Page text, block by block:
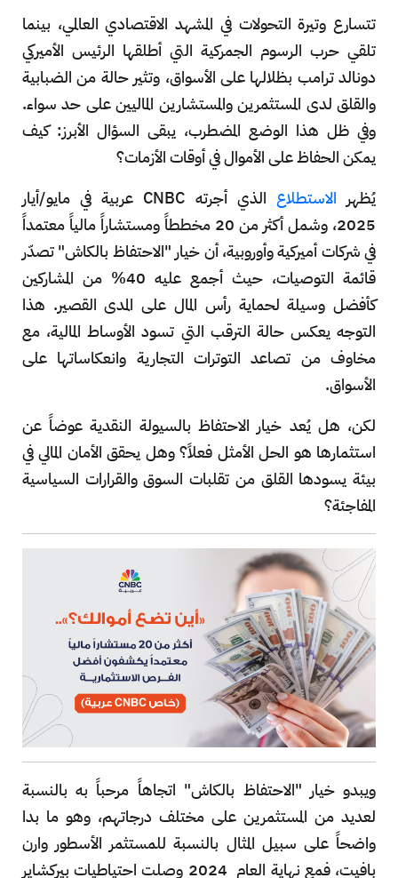
تتسارع وتيرة التحولات في المشهد الاقتصادي العالمي، بينما
تلقي حرب الرسوم الجمركية التي أطلقها الرئيس الأميركي
دونالد ترامب بظلالها على الأسواق، وتثير حالة من الضبابية
والقلق لدى المستثمرين والمستشارين الماليين على حد سواء.
وفي ظل هذا الوضع المضطرب، يبقى السؤال الأبرز: كيف
يمكن الحفاظ على الأموال في أوقات الأزمات؟
يُظهر الاستطلاع
الذي أجرته CNBC عربية في مايو/أيار
2025، وشمل أكثر من 20 مخططاً ومستشاراً مالياً معتمداً
في شركات أميركية وأوروبية، أن خيار "الاحتفاظ بالكاش" تصدّر
قائمة التوصيات، حيث أجمع عليه 40% من المشاركين
كأفضل وسيلة لحماية رأس المال على المدى القصير. هذا
التوجه يعكس حالة الترقب التي تسود الأوساط المالية، مع
مخاوف من تصاعد التوترات التجارية وانعكاساتها على
الأسواق.
لكن، هل يُعد خيار الاحتفاظ بالسيولة النقدية عوضاً عن
استثمارها هو الحل الأمثل فعلاً؟ وهل يحقق الأمان المالي في
بيئة يسودها القلق من تقلبات السوق والقرارات السياسية
المفاجئة؟
ويبدو خيار "الاحتفاظ بالكاش" اتجاهاً مرحباً به بالنسبة
لعديد من المستثمرين على مختلف درجاتهم، وهو ما بدا
واضحاً على سبيل المثال بالنسبة للمستثمر الأسطور وارن
بافيت، فمع نهاية العام 2024 وصلت احتياطيات بيركشاير